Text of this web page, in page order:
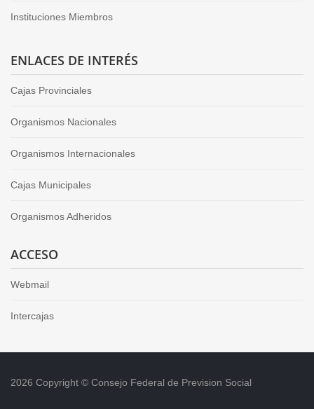
Instituciones Miembros
ENLACES DE INTERÉS
Cajas Provinciales
Organismos Nacionales
Organismos Internacionales
Cajas Municipales
Organismos Adheridos
ACCESO
Webmail
Intercajas
2026 Copyright © Consejo Federal de Prevision Social